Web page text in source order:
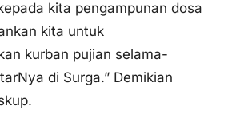
kurban pujian selama-
di Surga.” Demikian